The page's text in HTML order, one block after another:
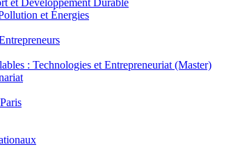
et Développement Durable
et Énergies
: Technologies et Entrepreneuriat (Master)